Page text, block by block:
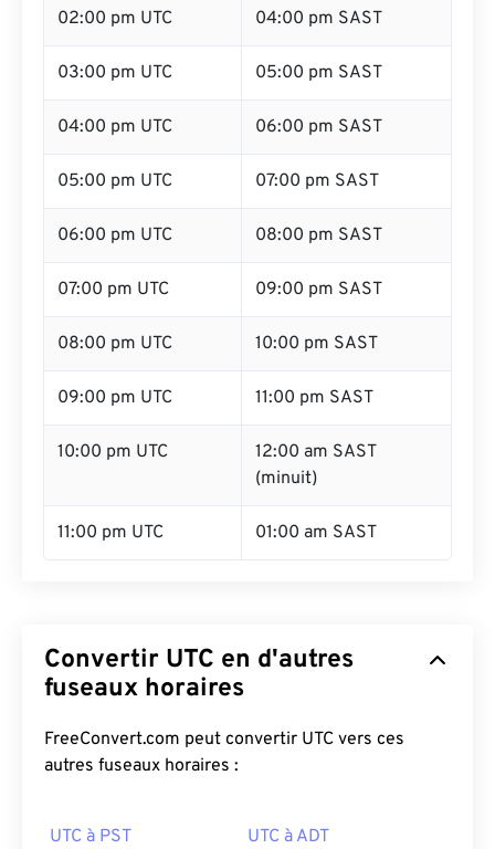
02:00 pm UTC 04:00 pm SAST
03:00 pm UTC 05:00 pm SAST
04:00 pm UTC 06:00 pm SAST
05:00 pm UTC 07:00 pm SAST
06:00 pm UTC 08:00 pm SAST
07:00 pm UTC 09:00 pm SAST
08:00 pm UTC 10:00 pm SAST
09:00 pm UTC 11:00 pm SAST
10:00 pm UTC
12:00 am SAST
(minuit)
11:00 pm UTC 01:00 am SAST
Convertir UTC en d'autres
fuseaux horaires
FreeConvert.com peut convertir UTC vers ces
autres fuseaux horaires :
UTC à PST UTC à ADT